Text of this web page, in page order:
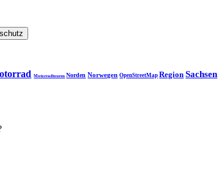
Motorradtouren Norden Norwegen OpenStreetMap Region Sachsen